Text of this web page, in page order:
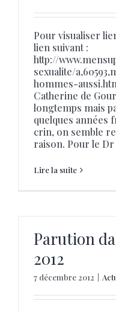
Pour visualiser
lien suivant :
http://
sexualite/
hommes-
Catherine de
longtemps mais
quelques années
crin, on semble
raison. Pour le Dr
Lire la suite
Parution
2012
7 décembre 2012